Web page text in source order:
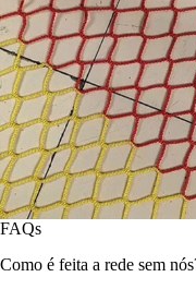
FAQs
Como é feita a rede sem